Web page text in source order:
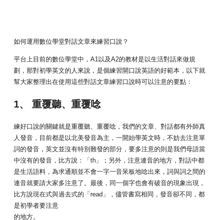
如何運用數位學堂對話文章來練習口說？
平台上目前的數位學堂中，A1以及A2的教材是以生活對話來做規
劃，那對初學英文的人來說，是個練習開口說英語的好範本，以下就
幫大家整理出在使用這些對話文章練習口說時可以注意的要點：
1、 重覆聽、重覆唸
練好口說的關鍵就是重覆聽、重覆唸，我們的文章、對話都有外師真
人發音，目前都是以北美發音為主，一開始學英文時，不妨去注意單
詞的發音，英文並沒有特別難發的部分，要多注意的則是我們母語當
中沒有的發音，比方說：「th」；另外，注意連音的地方，對話中都
是生活語料，為求通順並不會一字一音呆板地唸出來，詞與詞之間的
連音就要請大家多注意了。最後，同一個字也會有破音的現象出現，
比方說現在式與過去式的「read」，儘管書寫相同，發音卻不同，都
是初學者要注意
的地方。